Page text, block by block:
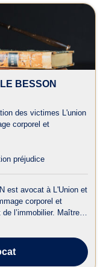
BESSON
des victimes L'union
corporel et
préjudice
est avocat à L'Union et
corporel et
l’immobilier. Maître